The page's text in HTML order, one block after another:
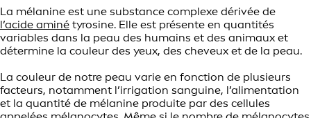
La mélanine est une substance complexe dérivée de
l’acide aminé tyrosine. Elle est présente en quantités
variables dans la peau des humains et des animaux et
détermine la couleur des yeux, des cheveux et de la peau.
La couleur de notre peau varie en fonction de plusieurs
facteurs, notamment l’irrigation sanguine, l’alimentation
et la quantité de mélanine produite par des cellules